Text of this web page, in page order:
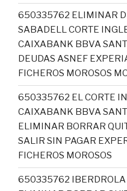
650335762 ELIMINAR
SABADELL CORTE
CAIXABANK BBVA
DEUDAS ASNEF
FICHEROS MOROSOS
650335762 EL CORTE
CAIXABANK BBVA
ELIMINAR BORRAR
SALIR SIN PAGAR
FICHEROS MOROSOS
650335762 IBERDROLA